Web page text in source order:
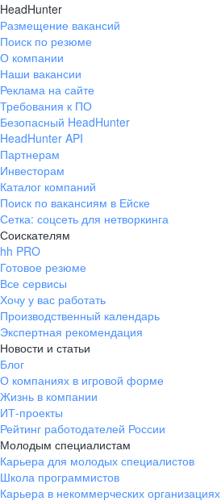
HeadHunter
Размещение вакансий
Поиск по резюме
О компании
Наши вакансии
Реклама на сайте
Требования к ПО
Безопасный HeadHunter
HeadHunter API
Партнерам
Инвесторам
Каталог компаний
Поиск по вакансиям в Ейске
Сетка: соцсеть для нетворкинга
Соискателям
hh PRO
Готовое резюме
Все сервисы
Хочу у вас работать
Производственный календарь
Экспертная рекомендация
Новости и статьи
Блог
О компаниях в игровой форме
Жизнь в компании
ИТ-проекты
Рейтинг работодателей России
Молодым специалистам
Карьера для молодых специалистов
Школа программистов
Карьера в некоммерческих организациях